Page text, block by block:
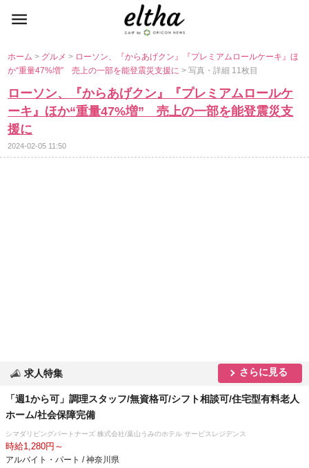
ホーム> グルメ> ローソン、『からあげクン』『プレミアムロールケーキ』ほ
か“重量47%増” 売上の一部を能登震災支援に> 写真・詳細 11枚目
ローソン、『からあげクン』『プレミアムロールケ
ーキ』ほか“重量47%増” 売上の一部を能登震災支
援に
2024-02-05 11:50
求人特集 さらに見る
「週1から可」調理スタッフ/無資格可/シフト相談可/住宅型有料老人
ホーム/社会保障完備
シマダリビングパートナーズ 株式会社/葉山うみのホテル サービスレジデンス
時給1,280円～
アルバイト・パート / 神奈川県